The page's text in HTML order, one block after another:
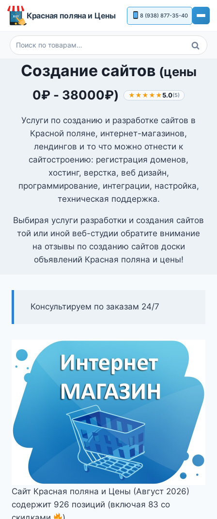
Перейти
Красная поляна и Цены 8 (938) 877-35-40
Искать:
Поиск
Создание сайтов (цены
0₽ - 38000₽) ★★★★★5.0(5)
Услуги по созданию и разработке сайтов в
Красной поляне, интернет-магазинов,
лендингов и то что можно отнести к
сайтостроению: регистрация доменов,
хостинг, верстка, веб дизайн,
программирование, интеграции, настройка,
техническая поддержка.
Выбирая услуги разработки и создания сайтов
той или иной веб-студии обратите внимание
на отзывы по созданию сайтов доски
объявлений Красная поляна и цены!
Консультируем по заказам 24/7
Сайт Красная поляна и Цены (Август 2026)
содержит 926 позиций (включая 83 со